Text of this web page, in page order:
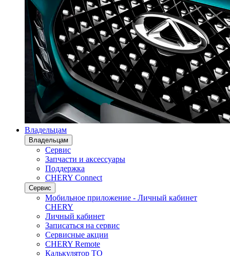
Владельцам
Владельцам
Сервис
Запчасти и аксессуары
Поддержка
CHERY Connect
Сервис
Мобильное приложение - Личный кабинет
CHERY
Личный кабинет
Записаться на сервис
Сервисные акции
CHERY Remote
Калькулятор ТО